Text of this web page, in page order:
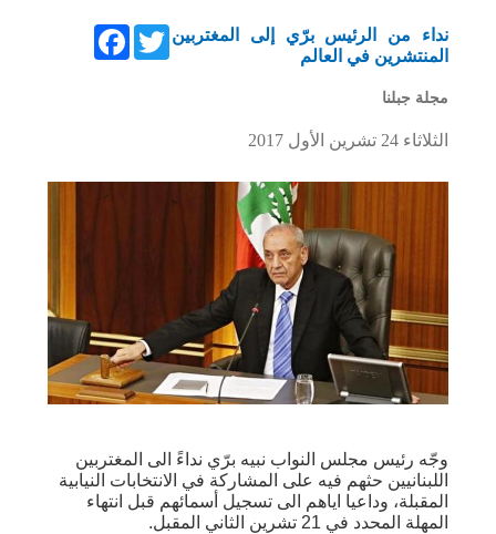
FacebookTwitter نداء من الرئيس برّي إلى المغتربين
المنتشرين في العالم
مجلة جبلنا
الثلاثاء 24 تشرين الأول 2017
وجّه رئيس مجلس النواب نبيه برّي نداءً الى المغتربين
اللبنانيين حثهم فيه على المشاركة في الانتخابات النيابية
المقبلة، وداعيا اياهم الى تسجيل أسمائهم قبل انتهاء
المهلة المحدد في 21 تشرين الثاني المقبل.